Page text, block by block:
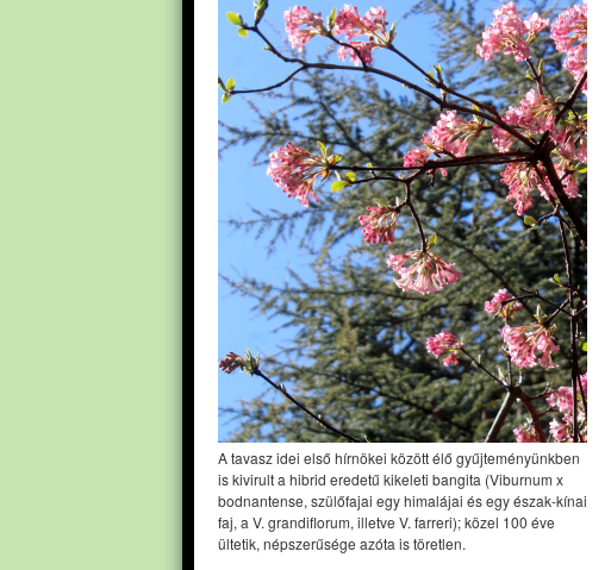
A tavasz idei első hírnökei között élő gyűjteményünkben
is kivirult a hibrid eredetű kikeleti bangita (Viburnum x
bodnantense, szülőfajai egy himalájai és egy észak-kínai
faj, a V. grandiflorum, illetve V. farreri); közel 100 éve
ültetik, népszerűsége azóta is töretlen.